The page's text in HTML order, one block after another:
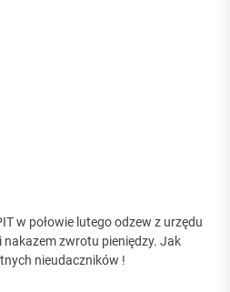
w połowie lutego odzew z urzędu
nakazem zwrotu pieniędzy. Jak
nieudaczników !